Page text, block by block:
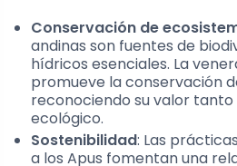
Conservación de
andinas son fuentes de
hídricos esenciales. La
promueve la conservación
reconociendo su valor
ecológico.
Sostenibilidad: Las
a los Apus fomentan una